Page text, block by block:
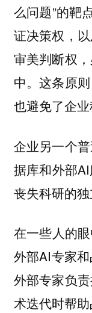
么问题”的靶
证决策权，
审美判断权
中。这条原
也避免了企业
企业另一个
据库和外部
丧失科研的
在一些人的
外部AI专家和
外部专家负
术迭代时帮助